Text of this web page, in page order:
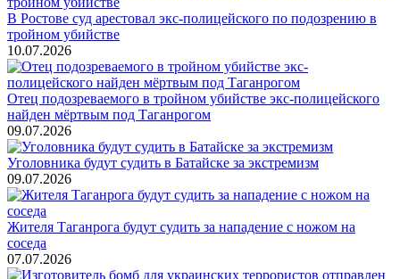
В Ростове суд арестовал экс-полицейского по подозрению в
тройном убийстве
10.07.2026
Отец подозреваемого в тройном убийстве экс-полицейского
найден мёртвым под Таганрогом
09.07.2026
Уголовника будут судить в Батайске за экстремизм
09.07.2026
Жителя Таганрога будут судить за нападение с ножом на
соседа
07.07.2026